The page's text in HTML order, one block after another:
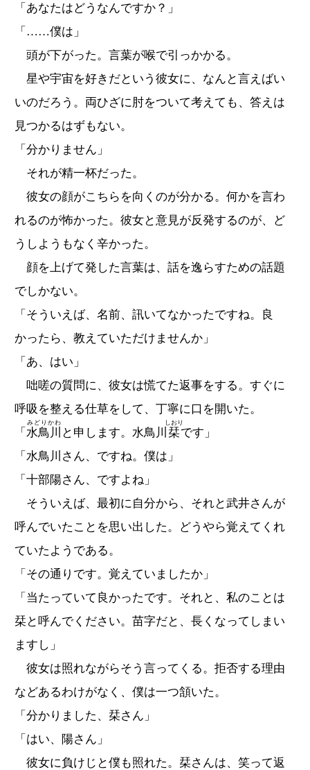
「あなたはどうなんですか？」
「……僕は」
頭が下がった。言葉が喉で引っかかる。
星や宇宙を好きだという彼女に、なんと言えばい
いのだろう。両ひざに肘をついて考えても、答えは
見つかるはずもない。
「分かりません」
それが精一杯だった。
彼女の顔がこちらを向くのが分かる。何かを言わ
れるのが怖かった。彼女と意見が反発するのが、ど
うしようもなく辛かった。
顔を上げて発した言葉は、話を逸らすための話題
でしかない。
「そういえば、名前、訊いてなかったですね。良
かったら、教えていただけませんか」
「あ、はい」
咄嗟の質問に、彼女は慌てた返事をする。すぐに
呼吸を整える仕草をして、丁寧に口を開いた。
「 水鳥川
みどりかわ
と申します。水鳥川 栞
しおり
です」
「水鳥川さん、ですね。僕は」
「十部陽さん、ですよね」
そういえば、最初に自分から、それと武井さんが
呼んでいたことを思い出した。どうやら覚えてくれ
ていたようである。
「その通りです。覚えていましたか」
「当たっていて良かったです。それと、私のことは
栞と呼んでください。苗字だと、長くなってしまい
ますし」
彼女は照れながらそう言ってくる。拒否する理由
などあるわけがなく、僕は一つ頷いた。
「分かりました、栞さん」
「はい、陽さん」
彼女に負けじと僕も照れた。栞さんは、笑って返